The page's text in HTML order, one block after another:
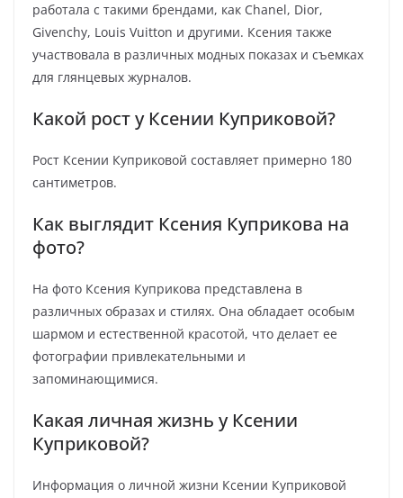
работала с такими брендами, как Chanel, Dior,
Givenchy, Louis Vuitton и другими. Ксения также
участвовала в различных модных показах и съемках
для глянцевых журналов.
Какой рост у Ксении Куприковой?
Рост Ксении Куприковой составляет примерно 180
сантиметров.
Как выглядит Ксения Куприкова на
фото?
На фото Ксения Куприкова представлена в
различных образах и стилях. Она обладает особым
шармом и естественной красотой, что делает ее
фотографии привлекательными и
запоминающимися.
Какая личная жизнь у Ксении
Куприковой?
Информация о личной жизни Ксении Куприковой